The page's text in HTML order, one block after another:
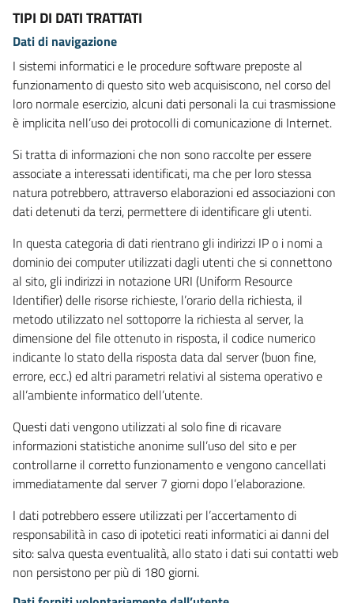
TIPI DI DATI TRATTATI
Dati di navigazione
I sistemi informatici e le procedure software preposte al
funzionamento di questo sito web acquisiscono, nel corso del
loro normale esercizio, alcuni dati personali la cui trasmissione
è implicita nell’uso dei protocolli di comunicazione di Internet.
Si tratta di informazioni che non sono raccolte per essere
associate a interessati identificati, ma che per loro stessa
natura potrebbero, attraverso elaborazioni ed associazioni con
dati detenuti da terzi, permettere di identificare gli utenti.
In questa categoria di dati rientrano gli indirizzi IP o i nomi a
dominio dei computer utilizzati dagli utenti che si connettono
al sito, gli indirizzi in notazione URI (Uniform Resource
Identifier) delle risorse richieste, l’orario della richiesta, il
metodo utilizzato nel sottoporre la richiesta al server, la
dimensione del file ottenuto in risposta, il codice numerico
indicante lo stato della risposta data dal server (buon fine,
errore, ecc.) ed altri parametri relativi al sistema operativo e
all’ambiente informatico dell’utente.
Questi dati vengono utilizzati al solo fine di ricavare
informazioni statistiche anonime sull’uso del sito e per
controllarne il corretto funzionamento e vengono cancellati
immediatamente dal server 7 giorni dopo l’elaborazione.
I dati potrebbero essere utilizzati per l’accertamento di
responsabilità in caso di ipotetici reati informatici ai danni del
sito: salva questa eventualità, allo stato i dati sui contatti web
non persistono per più di 180 giorni.